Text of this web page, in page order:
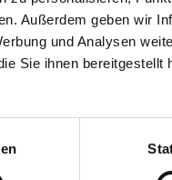
Außerdem geben wir
und Analysen
Sie ihnen